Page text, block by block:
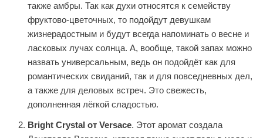
также амбры. Так как духи относятся к семейству
фруктово-цветочных, то подойдут девушкам
жизнерадостным и будут всегда напоминать о весне и
ласковых лучах солнца. А, вообще, такой запах можно
назвать универсальным, ведь он подойдёт как для
романтических свиданий, так и для повседневных дел,
а также для деловых встреч. Это свежесть,
дополненная лёгкой сладостью.
Bright Crystal от Versace. Этот аромат создала